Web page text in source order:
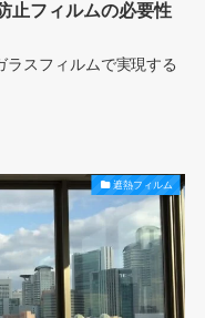
止フィルムの必要性
スフィルムで実現する
遮熱フィルム